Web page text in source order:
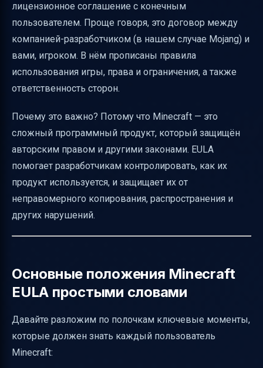
лицензионное соглашение с конечным
пользователем. Проще говоря, это договор между
компанией-разработчиком (в нашем случае Mojang) и
вами, игроком. В нём прописаны правила
использования игры, права и ограничения, а также
ответственность сторон.
Почему это важно? Потому что Minecraft — это
сложный программный продукт, который защищён
авторским правом и другими законами. EULA
помогает разработчикам контролировать, как их
продукт используется, и защищает их от
неправомерного копирования, распространения и
других нарушений.
Основные положения Minecraft
EULA простыми словами
Давайте разложим по полочкам ключевые моменты,
которые должен знать каждый пользователь
Minecraft: